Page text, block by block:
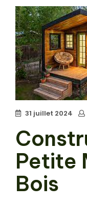
31 juillet 2024
Petite
Bois